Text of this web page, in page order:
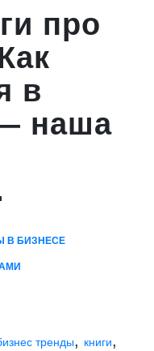
про
в
наша
В БИЗНЕСЕ
тренды, книги,